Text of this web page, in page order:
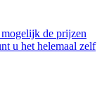
de prijzen
u het helemaal zelf